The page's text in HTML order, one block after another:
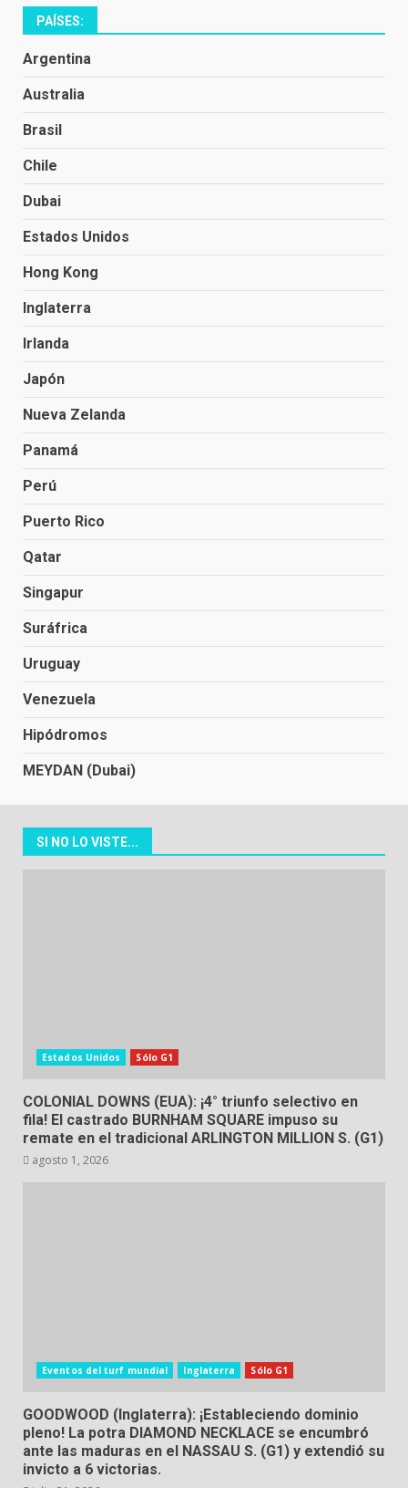
PAÍSES:
Argentina
Australia
Brasil
Chile
Dubai
Estados Unidos
Hong Kong
Inglaterra
Irlanda
Japón
Nueva Zelanda
Panamá
Perú
Puerto Rico
Qatar
Singapur
Suráfrica
Uruguay
Venezuela
Hipódromos
MEYDAN (Dubai)
SI NO LO VISTE...
Estados Unidos Sólo G1
COLONIAL DOWNS (EUA): ¡4° triunfo selectivo en
fila! El castrado BURNHAM SQUARE impuso su
remate en el tradicional ARLINGTON MILLION S. (G1)
agosto 1, 2026
Eventos del turf mundial Inglaterra Sólo G1
GOODWOOD (Inglaterra): ¡Estableciendo dominio
pleno! La potra DIAMOND NECKLACE se encumbró
ante las maduras en el NASSAU S. (G1) y extendió su
invicto a 6 victorias.